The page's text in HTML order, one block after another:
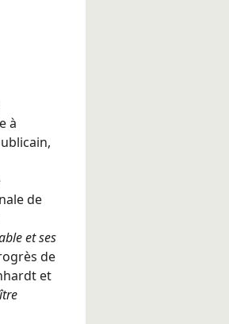
à
de
et ses
de
et